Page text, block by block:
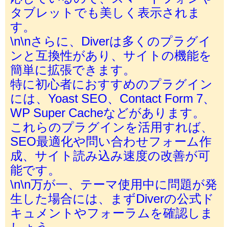
タブレットでも美しく表示されま
す。
\n\nさらに、Diverは多くのプラグイ
ンと互換性があり、サイトの機能を
簡単に拡張できます。
特に初心者におすすめのプラグイン
には、Yoast SEO、Contact Form 7、
WP Super Cacheなどがあります。
これらのプラグインを活用すれば、
SEO最適化や問い合わせフォーム作
成、サイト読み込み速度の改善が可
能です。
\n\n万が一、テーマ使用中に問題が発
生した場合には、まずDiverの公式ド
キュメントやフォーラムを確認しま